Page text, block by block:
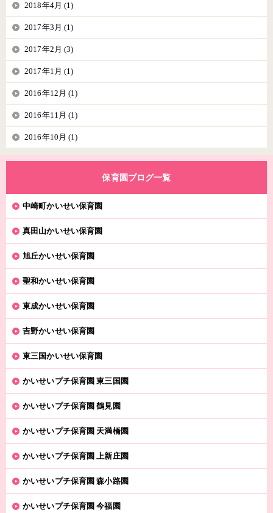
2018年4月 (1)
2017年3月 (1)
2017年2月 (3)
2017年1月 (1)
2016年12月 (1)
2016年11月 (1)
2016年10月 (1)
保育園ブログ一覧
中崎町かいせい保育園
真田山かいせい保育園
旭丘かいせい保育園
聖和かいせい保育園
東成かいせい保育園
吉野かいせい保育園
東三国かいせい保育園
かいせいプチ保育園 東三国園
かいせいプチ保育園 鶴見園
かいせいプチ保育園 天満橋園
かいせいプチ保育園 上新庄園
かいせいプチ保育園 森小路園
かいせいプチ保育園 今福園